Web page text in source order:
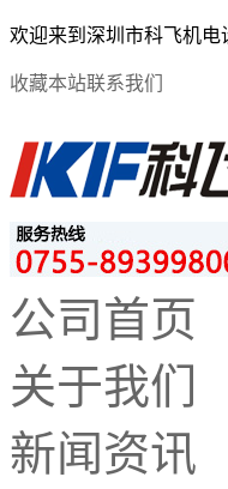
欢迎来到深圳市科飞机电
收藏本站联系我们
公司首页
关于我们
新闻资讯